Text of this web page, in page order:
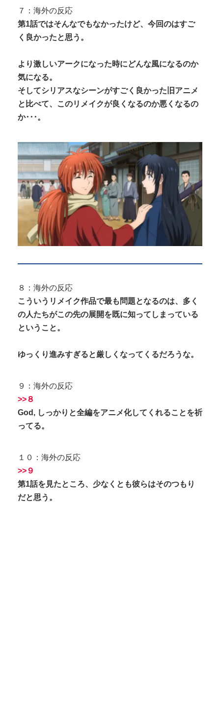
７：海外の反応
第1話ではそんなでもなかったけど、今回のはすご
く良かったと思う。
より激しいアークになった時にどんな風になるのか
気になる。
そしてシリアスなシーンがすごく良かった旧アニメ
と比べて、このリメイクが良くなるのか悪くなるの
か･･･。
８：海外の反応
こういうリメイク作品で最も問題となるのは、多く
の人たちがこの先の展開を既に知ってしまっている
ということ。
ゆっくり進みすぎると厳しくなってくるだろうな。
９：海外の反応
>>８
God, しっかりと全編をアニメ化してくれることを祈
ってる。
１０：海外の反応
>>９
第1話を見たところ、少なくとも彼らはそのつもり
だと思う。